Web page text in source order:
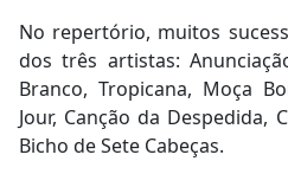
No repertório, muitos
dos três artistas:
Branco, Tropicana, Moça
Jour, Canção da Despedida,
Bicho de Sete Cabeças.